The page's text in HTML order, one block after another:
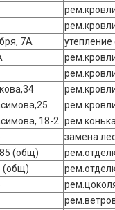
7А
18-2
замена
(общ)
(общ)